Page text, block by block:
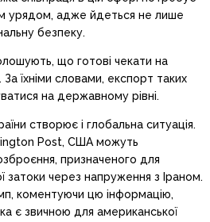
урядом, адже йдеться не лише
безпеку.
що готові чекати на
За їхніми словами, експорт таких
на державному рівні.
створює і глобальна ситуація.
Post, США можуть
призначеного для
затоки через напруження з Іраном.
коментуючи цю інформацію,
є звичною для американської